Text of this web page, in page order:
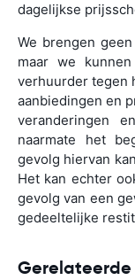
dagelijkse
We brengen
maar we
verhuurder tegen
aanbiedingen en
veranderingen
naarmate het
gevolg hiervan
Het kan echter
gevolg van een
gedeeltelijke